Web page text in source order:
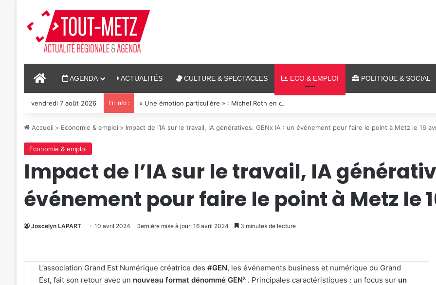
ACCUEILAGENDA ACTUALITÉS CULTURE & SPECTACLES ECO & EMPLOI POLITIQUE & SOCIAL
vendredi 7 août 2026 Fil info : « Une émotion particulière » : Michel Roth en cuisine pour le grand dîner caritatif de la FIM 2026
Accueil > Economie & emploi > Impact de l’IA sur le travail, IA génératives. GENx IA : un événement pour faire le point à Metz le 16
Economie & emploi
Impact de l’IA sur le travail, IA
événement pour faire le point à Metz le
Joscelyn LAPART 10 avril 2024 Dernière mise à jour: 16 avril 2024 3 minutes de lecture
L’association Grand Est Numérique créatrice des #GEN, les événements business et numérique du Grand
Est, fait son retour avec un nouveau format dénommé GENx. Principales caractéristiques : un focus sur un